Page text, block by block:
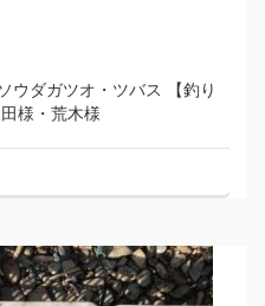
ウダガツオ・ツバス 【釣り
様・荒木様